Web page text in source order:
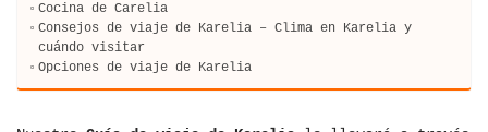
Cocina de Carelia
Consejos de viaje de Karelia – Clima en Karelia y
cuándo visitar
Opciones de viaje de Karelia